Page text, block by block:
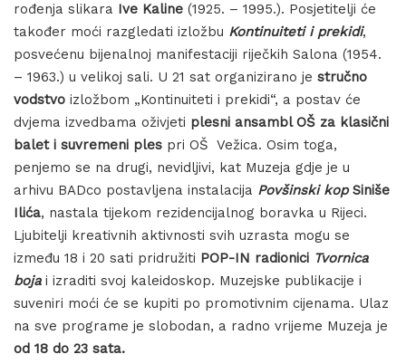
rođenja slikara Ive Kaline (1925. – 1995.). Posjetitelji će
također moći razgledati izložbu Kontinuiteti i prekidi,
posvećenu bijenalnoj manifestaciji riječkih Salona (1954.
– 1963.) u velikoj sali. U 21 sat organizirano je stručno
vodstvo izložbom „Kontinuiteti i prekidi“, a postav će
dvjema izvedbama oživjeti plesni ansambl OŠ za klasični
balet i suvremeni ples pri OŠ Vežica. Osim toga,
penjemo se na drugi, nevidljivi, kat Muzeja gdje je u
arhivu BADco postavljena instalacija Povšinski kop Siniše
Ilića, nastala tijekom rezidencijalnog boravka u Rijeci.
Ljubitelji kreativnih aktivnosti svih uzrasta mogu se
između 18 i 20 sati pridružiti POP-IN radionici Tvornica
boja i izraditi svoj kaleidoskop. Muzejske publikacije i
suveniri moći će se kupiti po promotivnim cijenama. Ulaz
na sve programe je slobodan, a radno vrijeme Muzeja je
od 18 do 23 sata.